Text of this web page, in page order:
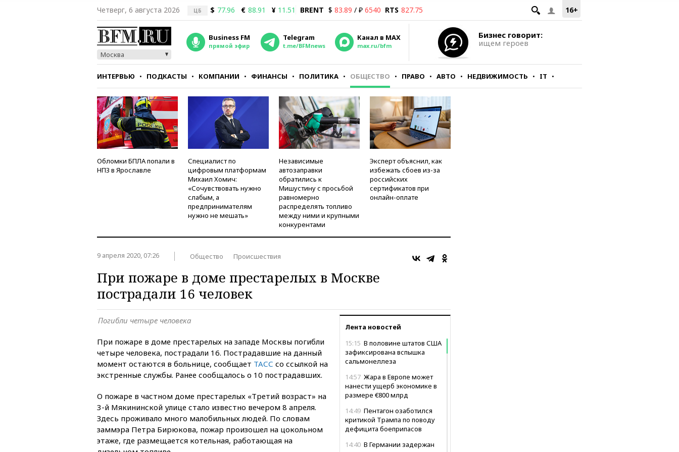
16+
Четверг, 6 августа 2026 ЦБ $ 77.96 € 88.91 ¥ 11.51 BRENT $ 83.89 / ₽ 6540 RTS 827.75
Москва
Business FM
прямой эфир
Telegram
t.me/BFMnews
Канал в MAX
max.ru/bfm
Бизнес говорит:
ищем героев
ИНТЕРВЬЮ ПОДКАСТЫ КОМПАНИИ ФИНАНСЫ ПОЛИТИКА ОБЩЕСТВО ПРАВО АВТО НЕДВИЖИМОСТЬ IT
СТИЛЬ ТЕСТЫ
Обломки БПЛА попали в
НПЗ в Ярославле
Специалист по
цифровым платформам
Михаил Хомич:
«Сочувствовать нужно
слабым, а
предпринимателям
нужно не мешать»
Независимые
автозаправки
обратились к
Мишустину с просьбой
равномерно
распределять топливо
между ними и крупными
конкурентами
Эксперт объяснил, как
избежать сбоев из-за
российских
сертификатов при
онлайн-оплате
9 апреля 2020, 07:26 Общество Происшествия
При пожаре в доме престарелых в Москве
пострадали 16 человек
Лента новостей
15:15 В половине штатов США
зафиксирована вспышка
сальмонеллеза
14:57 Жара в Европе может
нанести ущерб экономике в
размере €800 млрд
14:49 Пентагон озаботился
критикой Трампа по поводу
дефицита боеприпасов
14:40 В Германии задержан
Погибли четыре человека
При пожаре в доме престарелых на западе Москвы погибли
четыре человека, пострадали 16. Пострадавшие на данный
момент остаются в больнице, сообщает ТАСС со ссылкой на
экстренные службы. Ранее сообщалось о 10 пострадавших.
О пожаре в частном доме престарелых «Третий возраст» на
3-й Мякининской улице стало известно вечером 8 апреля.
Здесь проживало много малобильных людей. По словам
заммэра Петра Бирюкова, пожар произошел на цокольном
этаже, где размещается котельная, работающая на